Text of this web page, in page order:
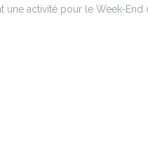
une activité pour le Week-End